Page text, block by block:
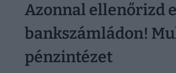
Azonnal ellenőrizd
bankszámládon!
pénzintézet